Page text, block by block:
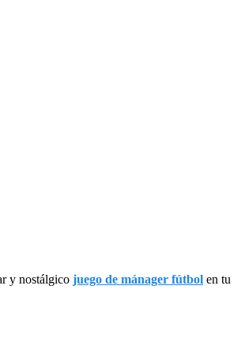
y nostálgico juego de mánager fútbol en tu